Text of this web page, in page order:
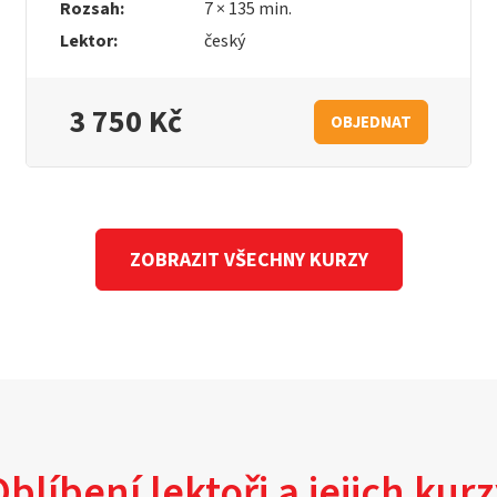
Rozsah:
7 × 135 min.
Lektor:
český
3 750 Kč OBJEDNAT
ZOBRAZIT VŠECHNY KURZY